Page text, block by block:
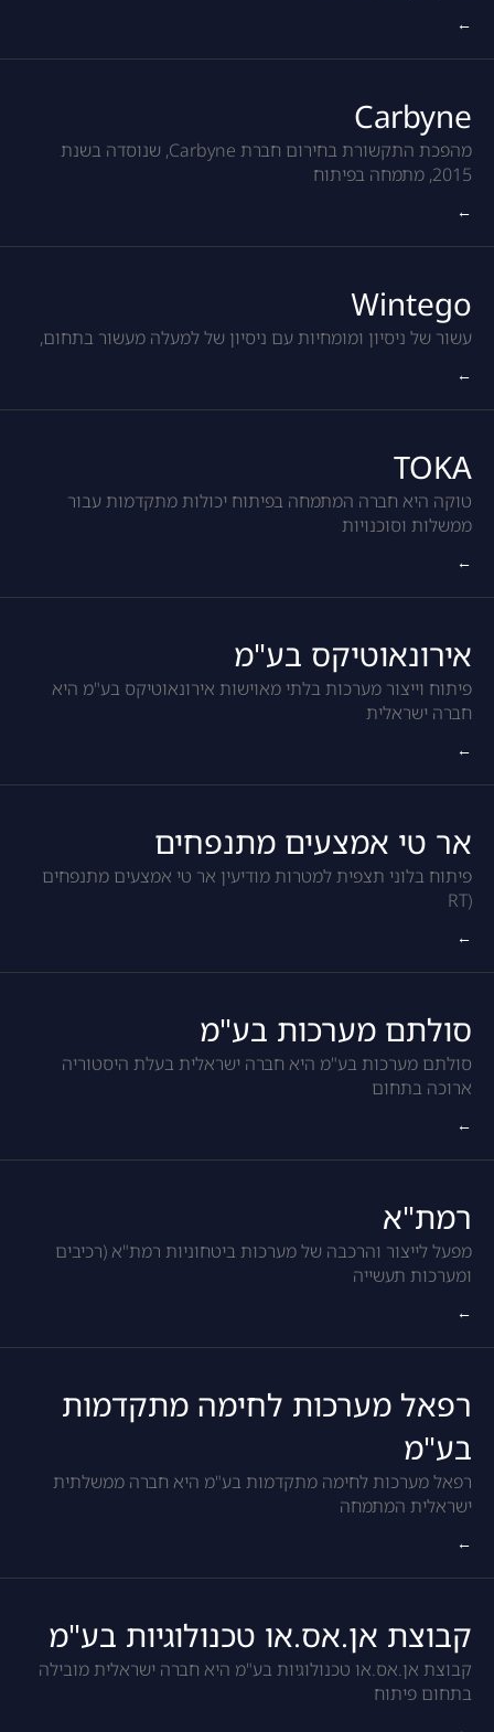
←
Carbyne
מהפכת התקשורת בחירום חברת Carbyne, שנוסדה בשנת
2015, מתמחה בפיתוח
←
Wintego
עשור של ניסיון ומומחיות עם ניסיון של למעלה מעשור בתחום,
←
TOKA
טוקה היא חברה המתמחה בפיתוח יכולות מתקדמות עבור
ממשלות וסוכנויות
←
אירונאוטיקס בע"מ
פיתוח וייצור מערכות בלתי מאוישות אירונאוטיקס בע"מ היא
חברה ישראלית
←
אר טי אמצעים מתנפחים
פיתוח בלוני תצפית למטרות מודיעין אר טי אמצעים מתנפחים
(RT
←
סולתם מערכות בע"מ
סולתם מערכות בע"מ היא חברה ישראלית בעלת היסטוריה
ארוכה בתחום
←
רמת"א
מפעל לייצור והרכבה של מערכות ביטחוניות רמת"א (רכיבים
ומערכות תעשייה
←
רפאל מערכות לחימה מתקדמות
בע"מ
רפאל מערכות לחימה מתקדמות בע"מ היא חברה ממשלתית
ישראלית המתמחה
←
קבוצת אן.אס.או טכנולוגיות בע"מ
קבוצת אן.אס.או טכנולוגיות בע"מ היא חברה ישראלית מובילה
בתחום פיתוח